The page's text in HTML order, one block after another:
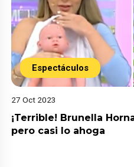
Espectáculos
27 Oct 2023
¡Terrible! Brunella
pero casi lo ahoga